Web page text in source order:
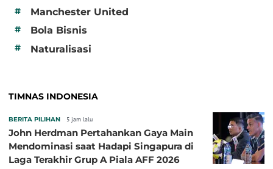
# Manchester United
# Bola Bisnis
# Naturalisasi
TIMNAS INDONESIA
BERITA PILIHAN 5 jam lalu
John Herdman Pertahankan Gaya Main
Mendominasi saat Hadapi Singapura di
Laga Terakhir Grup A Piala AFF 2026